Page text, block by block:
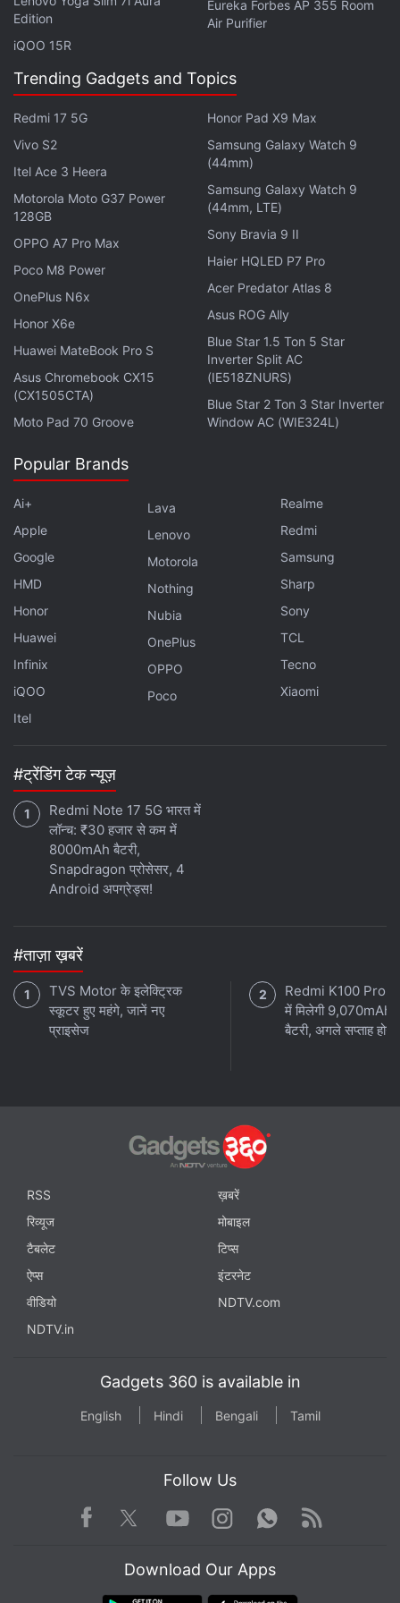
और लोकप्रियमोबाइलपर मिलने वाले
एक्सक्लूसिव ऑफर के लिए गैजेट्स 360
एंड्रॉयड
ऐप डाउनलोड करें और
हमेंगूगल समाचार
ये भी पढ़े: Amazon Great Republic Day Sale 2026 ,Deals on
Discount on Smartphone,Amazon
Edition
iQOO 15R
Eureka Forbes AP 355 Room
Air Purifier
Trending Gadgets and Topics
Redmi 17 5G
Vivo S2
Itel Ace 3 Heera
Motorola Moto G37 Power
128GB
OPPO A7 Pro Max
Poco M8 Power
OnePlus N6x
Honor X6e
Huawei MateBook Pro S
Asus Chromebook CX15
(CX1505CTA)
Moto Pad 70 Groove
Honor Pad X9 Max
Samsung Galaxy Watch 9
(44mm)
Samsung Galaxy Watch 9
(44mm, LTE)
Sony Bravia 9 II
Haier HQLED P7 Pro
Acer Predator Atlas 8
Asus ROG Ally
Blue Star 1.5 Ton 5 Star
Inverter Split AC
(IE518ZNURS)
Blue Star 2 Ton 3 Star Inverter
Window AC (WIE324L)
Popular Brands
Ai+
Apple
Google
HMD
Honor
Huawei
Infinix
iQOO
Itel
Lava
Lenovo
Motorola
Nothing
Nubia
OnePlus
OPPO
Poco
Realme
Redmi
Samsung
Sharp
Sony
TCL
Tecno
Xiaomi
#ट्रेंडिंग टेक न्यूज़
Redmi Note 17 5G भारत में
लॉन्च: ₹30 हजार से कम में
8000mAh बैटरी,
Snapdragon प्रोसेसर, 4
Android अपग्रेड्स!
#ताज़ा ख़बरें
TVS Motor के इलेक्ट्रिक
स्कूटर हुए महंगे, जानें नए
प्राइसेज
Redmi K100 Pro
में मिलेगी 9,070mAh
बैटरी, अगले सप्ताह होगा
RSS
ख़बरें
रिव्यूज
मोबाइल
टैबलेट
टिप्स
ऐप्स
इंटरनेट
वीडियो
NDTV.com
NDTV.in
Gadgets 360 is available in
English Hindi Bengali Tamil
Follow Us
Facebook TwitterYoutube
Instagram WhatsApp
Rss
Download Our Apps